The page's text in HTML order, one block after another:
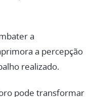
a
a percepção
realizado.
pode transformar